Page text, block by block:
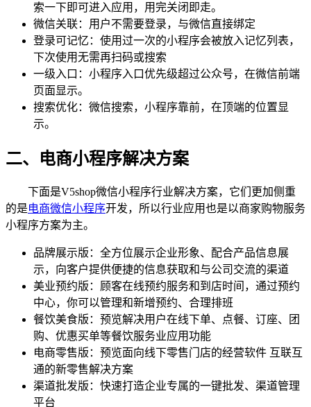
索一下即可进入应用，用完关闭即走。
微信关联：用户不需要登录，与微信直接绑定
登录可记忆：使用过一次的小程序会被放入记忆列表，
下次使用无需再扫码或搜索
一级入口：小程序入口优先级超过公众号，在微信前端
页面显示。
搜索优化：微信搜索，小程序靠前，在顶端的位置显
示。
二、电商小程序解决方案
下面是V5shop微信小程序行业解决方案，它们更加侧重
的是电商微信小程序开发，所以行业应用也是以商家购物服务
小程序方案为主。
品牌展示版：全方位展示企业形象、配合产品信息展
示，向客户提供便捷的信息获取和与公司交流的渠道
美业预约版：顾客在线预约服务和到店时间，通过预约
中心，你可以管理和新增预约、合理排班
餐饮美食版：预览解决用户在线下单、点餐、订座、团
购、优惠买单等餐饮服务业应用功能
电商零售版：预览面向线下零售门店的经营软件 互联互
通的新零售解决方案
渠道批发版：快速打造企业专属的一键批发、渠道管理
平台